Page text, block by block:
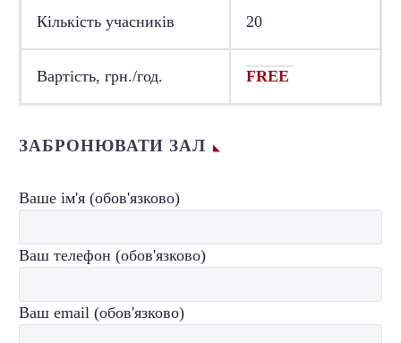
Кількість учасників 20
Вартість, грн./год. FREE
ЗАБРОНЮВАТИ ЗАЛ
Ваше ім'я (обов'язково)
Ваш телефон (обов'язково)
Ваш email (обов'язково)